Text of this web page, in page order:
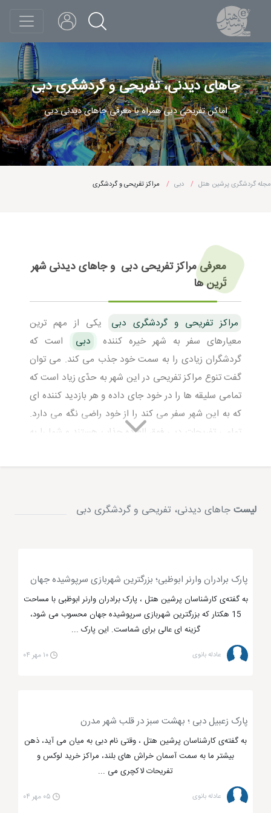
جاهای دیدنی، تفریحی و گردشگری دبی
اماکن تفریحی دبی همراه با معرفی جاهای دیدنی دبی
مجله گردشگری پرشین هتل دبی مراکز تفریحی و گردشگری
معرفی مراکز تفریحی دبی و جاهای دیدنی شهر
تَرین ها
مراکز تفریحی و گردشگری دبی
یکی از مهم ترین
معیارهای سفر به شهر خیره کننده
دبی
است که
گردشگران زیادی را به سمت خود جذب می کند. می توان
گفت تنوع مراکز تفریحی در این شهر به حدّی زیاد است که
تمامی سلیقه ها را در خود جای داده و هر بازدید کننده ای
که به این شهر سفر می کند را از خود راضی نگه می دارد.
تمامی تفریحات دبی فوق العاده جذاب هستند و شما را به
هستند. این تفریحات در دسته ی لوکس و مرفه قرار گرفته و
دیدن کند. اکنون نوبت به معرفی این تفریحات جذاب و
فوق العاده است همراه پرشین هتل باشید.
نمایش موزیکال برج خلیفه، آبنمای دبی
شهر دبی است که پیشنهاد می کنم اگر می خواهید یکی از
مهم ترین آسمان خراش های دنیا را از نزدیک مشاهده
کنید، حتما در سفر دبی برج خلیفه را نیز در برنامه های خود
بگنجانید. آبنمای مقابل این برج، بزرگ ترین آبنمای
موزیکال دنیا می باشد که از جذاب ترین و زیبا ترین بخش
لیستجاهای دیدنی، تفریحی و گردشگری دبی
پارک برادران وارنر ابوظبی؛ بزرگترین شهربازی سرپوشیده جهان
به گفته‌ی کارشناسان پرشین هتل ، پارک برادران وارنر ابوظبی با مساحت
15 هکتار که بزرگترین شهربازی سرپوشیده جهان محسوب می شود،
گزینه ای عالی برای شماست. این پارک ...
عادله بانوی ۱۰ مهر ۰۴
پارک زعبیل دبی ؛ بهشت سبز در قلب شهر مدرن
به گفته‌ی کارشناسان پرشین هتل ، وقتی نام دبی به میان می آید، ذهن
بیشتر ما به سمت آسمان خراش های بلند، مراکز خرید لوکس و
تفریحات لاکچری می ...
عادله بانوی ۰۵ مهر ۰۴